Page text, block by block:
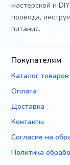
мастерской и
провода,
питания.
Покупателям
Каталог товаров
Оплата
Доставка
Контакты
Согласие на
Политика